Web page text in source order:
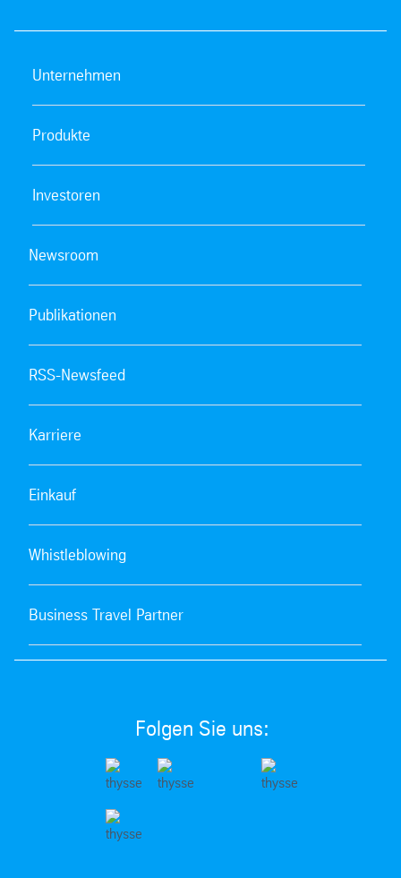
Unternehmen
Produkte
Investoren
Newsroom
Publikationen
RSS-Newsfeed
Karriere
Einkauf
Whistleblowing
Business Travel Partner
Folgen Sie uns: